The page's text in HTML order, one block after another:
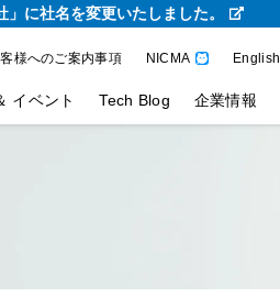
に社名を変更いたしました。
様へのご案内事項 NICMA English
イベント Tech Blog 企業情報